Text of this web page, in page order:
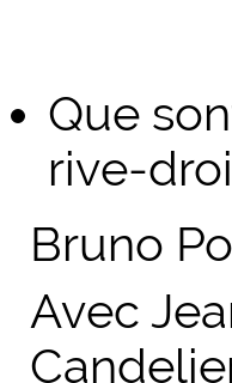
Que
rive-
Bruno
Avec